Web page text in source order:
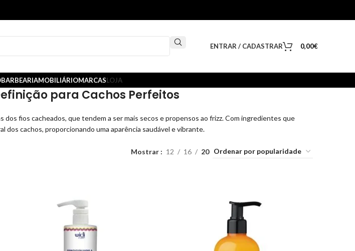
ENTRAR / CADASTRAR 0,00€
BARBEARIAMOBILIÁRIOMARCASLOJA
para Cachos Perfeitos
fios cacheados, que tendem a ser mais secos e propensos ao frizz. Com ingredientes que
dos cachos, proporcionando uma aparência saudável e vibrante.
Mostrar 12 16 20